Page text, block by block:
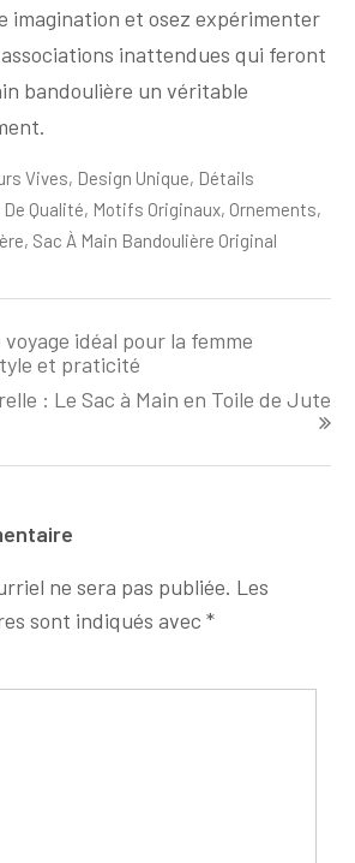
imagination et osez expérimenter
inattendues qui feront
bandoulière un véritable
Vives, Design Unique, Détails
Qualité, Motifs Originaux, Ornements,
, Sac À Main Bandoulière Original
idéal pour la femme
et praticité
: Le Sac à Main en Toile de Jute
ne sera pas publiée. Les
sont indiqués avec *